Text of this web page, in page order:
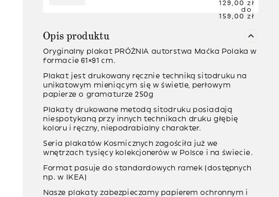
129,00 zł
do
159,00 zł
Opis produktu
Oryginalny plakat PRÓŻNIA autorstwa Maćka Polaka w
formacie 61×91 cm.
Plakat jest drukowany ręcznietechniką sitodruku na
unikatowym mieniącym się w świetle, perłowym
papierze o gramaturze 250g
Plakaty drukowane metodąsitodruku posiadają
niespotykaną przy innych technikach druku głębię
koloru i ręczny, niepodrabialny charakter.
Seria plakatów Kosmicznych zagościła już we
wnętrzach tysięcy kolekcjonerów w Polsce i na świecie.
Format pasuje do standardowych ramek (dostępnych
np. w IKEA)
Nasze plakaty zabezpieczamy papierem ochronnym i